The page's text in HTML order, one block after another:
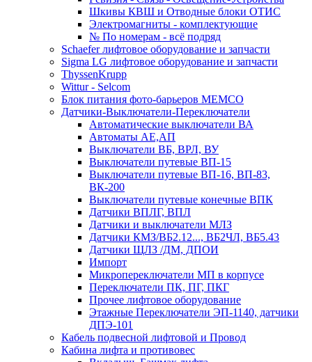
Шкивы КВШ и Отводные блоки ОТИС
Электромагниты - комплектующие
№ По номерам - всё подряд
Schaefer лифтовое оборудование и запчасти
Sigma LG лифтовое оборудование и запчасти
ThyssenKrupp
Wittur - Selcom
Блок питания фото-барьеров MEMCO
Датчики-Выключатели-Переключатели
Автоматические выключатели ВА
Автоматы АЕ,АП
Выключатели ВБ, ВРЛ, ВУ
Выключатели путевые ВП-15
Выключатели путевые ВП-16, ВП-83,
ВК-200
Выключатели путевые конечные ВПК
Датчики ВПЛГ, ВПЛ
Датчики и выключатели МЛЗ
Датчики КМЗ/ВБ2.12..., ВБ2ЧЛ, ВБ5.43
Датчики ЩЛЗ /ДМ, ДПОИ
Импорт
Микропереключатели МП в корпусе
Переключатели ПК, ПГ, ПКГ
Прочее лифтовое оборудование
Этажные Переключатели ЭП-1140, датчики
ДПЭ-101
Кабель подвесной лифтовой и Провод
Кабина лифта и противовес